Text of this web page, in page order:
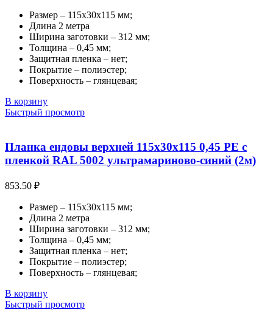
Размер – 115х30х115 мм;
Длина 2 метра
Ширина заготовки – 312 мм;
Толщина – 0,45 мм;
Защитная пленка – нет;
Покрытие – полиэстер;
Поверхность – глянцевая;
В корзину
Быстрый просмотр
Планка ендовы верхней 115х30х115 0,45 PE с
пленкой RAL 5002 ультрамариново-синий (2м)
853.50 ₽
Размер – 115х30х115 мм;
Длина 2 метра
Ширина заготовки – 312 мм;
Толщина – 0,45 мм;
Защитная пленка – нет;
Покрытие – полиэстер;
Поверхность – глянцевая;
В корзину
Быстрый просмотр